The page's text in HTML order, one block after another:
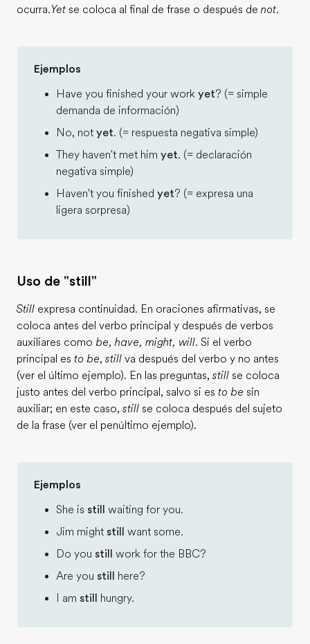
ocurra.Yet se coloca al final de frase o después de not.
Ejemplos
Have you finished your work yet? (= simple
demanda de información)
No, not yet. (= respuesta negativa simple)
They haven't met him yet. (= declaración
negativa simple)
Haven't you finished yet? (= expresa una
ligera sorpresa)
Uso de "still"
Still expresa continuidad. En oraciones afirmativas, se
coloca antes del verbo principal y después de verbos
auxiliares como be, have, might, will. Si el verbo
principal es to be, still va después del verbo y no antes
(ver el último ejemplo). En las preguntas, still se coloca
justo antes del verbo principal, salvo si es to be sin
auxiliar; en este caso, still se coloca después del sujeto
de la frase (ver el penúltimo ejemplo).
Ejemplos
She is still
waiting for you.
Jim might still
want some.
Do you still
work for the BBC?
Are you still
here?
I am still hungry.